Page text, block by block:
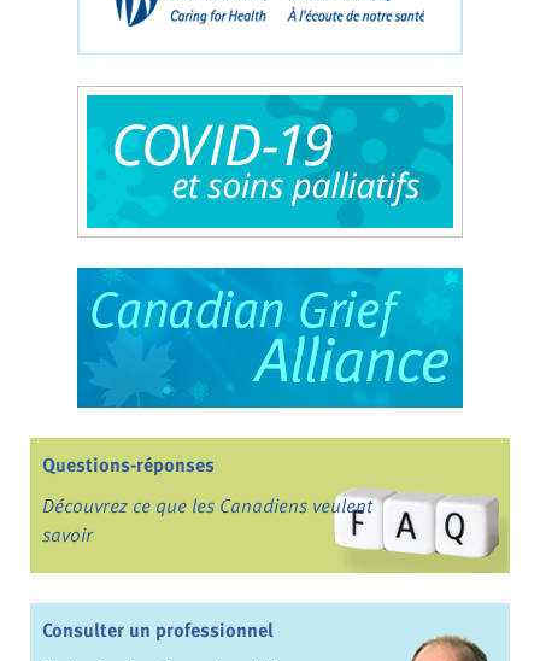
Questions-réponses
Découvrez ce que les Canadiens veulent
savoir
Consulter un professionnel